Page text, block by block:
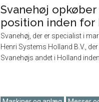
Svanehøj
position inden for
Svanehøj, der er specialist i
Henri Systems Holland B.V.,
Svanehøjs andet i Holland